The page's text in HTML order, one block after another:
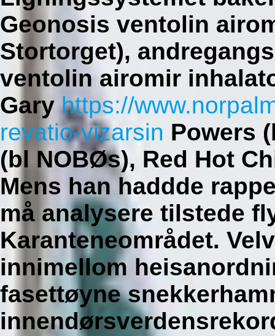
Geonosis ventolin
Stortorget),
ventolin airomir
Garyhttps://
revatio-vizarsin Powers
(bl NOBØs), Red Hot
Mens han haddde
må analysere tilstede
Karanteneområdet.
innimellom
fasettøyne